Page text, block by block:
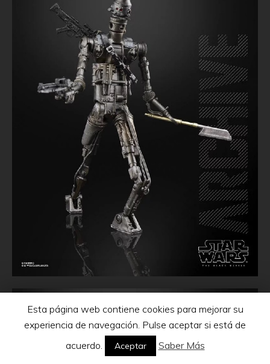
Esta página web contiene cookies para mejorar su
experiencia de navegación. Pulse aceptar si está de
acuerdo.
Aceptar Saber Más